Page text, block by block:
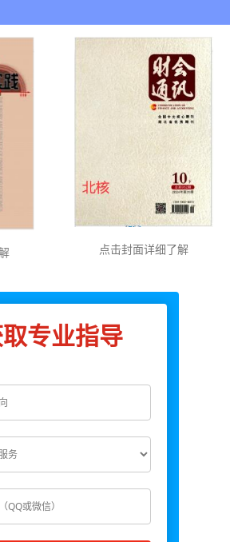
点击封面详细了解
专业指导